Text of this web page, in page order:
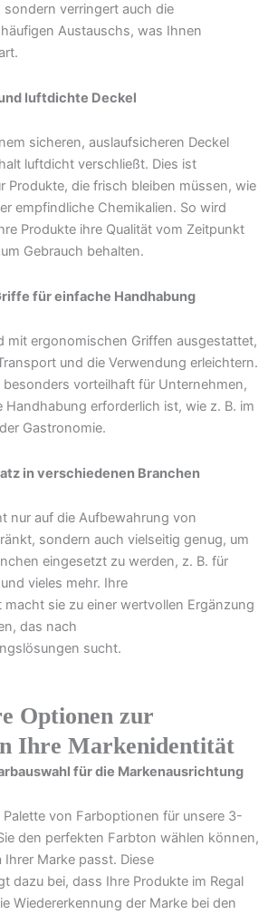
verringert auch die
Austauschs, was Ihnen
luftdichte Deckel
sicheren, auslaufsicheren Deckel
luftdicht verschließt. Dies ist
Produkte, die frisch bleiben müssen, wie
empfindliche Chemikalien. So wird
Produkte ihre Qualität vom Zeitpunkt
Gebrauch behalten.
für einfache Handhabung
mit ergonomischen Griffen ausgestattet,
und die Verwendung erleichtern.
besonders vorteilhaft für Unternehmen,
Handhabung erforderlich ist, wie z. B. im
Gastronomie.
in verschiedenen Branchen
nur auf die Aufbewahrung von
sondern auch vielseitig genug, um
eingesetzt zu werden, z. B. für
vieles mehr. Ihre
sie zu einer wertvollen Ergänzung
das nach
sucht.
Optionen zur
Ihre Markenidentität
für die Markenausrichtung
von Farboptionen für unsere 3-
den perfekten Farbton wählen können,
Marke passt. Diese
dazu bei, dass Ihre Produkte im Regal
Wiedererkennung der Marke bei den